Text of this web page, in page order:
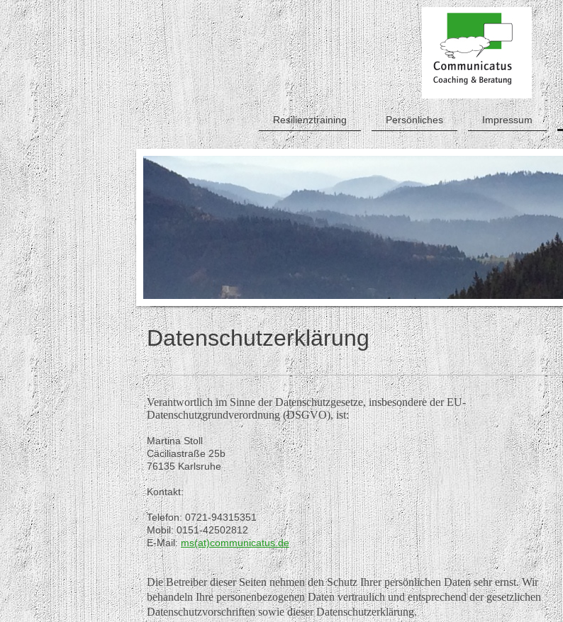
Resilienztraining Persönliches Impressum
Datenschutzerklärung
Verantwortlich im Sinne der Datenschutzgesetze, insbesondere der EU-
Datenschutzgrundverordnung (DSGVO), ist:
Martina Stoll
Cäciliastraße 25b
76135 Karlsruhe
Kontakt:
Telefon: 0721-94315351
Mobil: 0151-42502812
E-Mail:ms(at)communicatus.de
Die Betreiber dieser Seiten nehmen den Schutz Ihrer persönlichen Daten sehr ernst. Wir
behandeln Ihre personenbezogenen Daten vertraulich und entsprechend der gesetzlichen
Datenschutzvorschriften sowie dieser Datenschutzerklärung.